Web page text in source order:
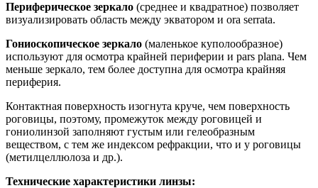
Периферическое зеркало (среднее и квадратное) позволяет
визуализировать область между экватором и ora serrata.
Гониоскопическое зеркало (маленькое куполообразное)
используют для осмотра крайней периферии и pars plana. Чем
меньше зеркало, тем более доступна для осмотра крайняя
периферия.
Контактная поверхность изогнута круче, чем поверхность
роговицы, поэтому, промежуток между роговицей и
гониолинзой заполняют густым или гелеобразным
веществом, с тем же индексом рефракции, что и у роговицы
(метилцеллюлоза и др.).
Технические характеристики линзы: